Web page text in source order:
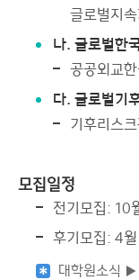
글로벌지
나. 글로벌한
공공외교
다. 글로벌기
기후리스
모집일정
전기모집: 10
후기모집: 4
대학원소식 ▶